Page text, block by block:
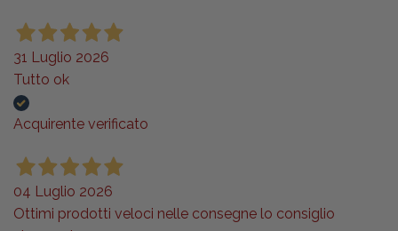
31 Luglio 2026
Tutto ok
Acquirente verificato
04 Luglio 2026
Ottimi prodotti veloci nelle consegne lo consiglio